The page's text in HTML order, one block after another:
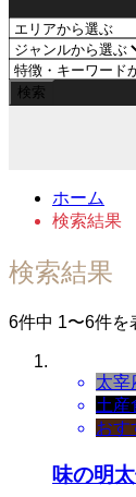
ホーム
検索結果
検索結果
6件中 1〜6件を
太宰
土産
おす
味の明